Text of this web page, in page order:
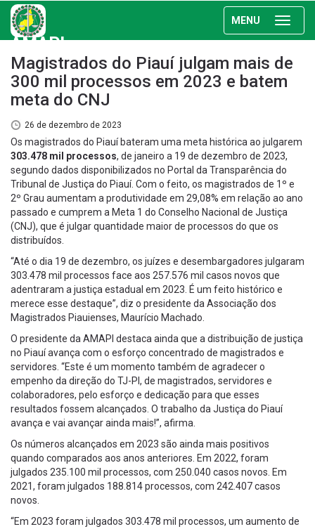
MENU
AMAPI
Magistrados do Piauí julgam mais de
300 mil processos em 2023 e batem
meta do CNJ
26 de dezembro de 2023
Os magistrados do Piauí bateram uma meta histórica ao julgarem
303.478 mil processos, de janeiro a 19 de dezembro de 2023,
segundo dados disponibilizados no Portal da Transparência do
Tribunal de Justiça do Piauí. Com o feito, os magistrados de 1º e
2º Grau aumentam a produtividade em 29,08% em relação ao ano
passado e cumprem a Meta 1 do Conselho Nacional de Justiça
(CNJ), que é julgar quantidade maior de processos do que os
distribuídos.
“Até o dia 19 de dezembro, os juízes e desembargadores julgaram
303.478 mil processos face aos 257.576 mil casos novos que
adentraram a justiça estadual em 2023. É um feito histórico e
merece esse destaque”, diz o presidente da Associação dos
Magistrados Piauienses, Maurício Machado.
O presidente da AMAPI destaca ainda que a distribuição de justiça
no Piauí avança com o esforço concentrado de magistrados e
servidores. “Este é um momento também de agradecer o
empenho da direção do TJ-PI, de magistrados, servidores e
colaboradores, pelo esforço e dedicação para que esses
resultados fossem alcançados. O trabalho da Justiça do Piauí
avança e vai avançar ainda mais!”, afirma.
Os números alcançados em 2023 são ainda mais positivos
quando comparados aos anos anteriores. Em 2022, foram
julgados 235.100 mil processos, com 250.040 casos novos. Em
2021, foram julgados 188.814 processos, com 242.407 casos
novos.
“Em 2023 foram julgados 303.478 mil processos, um aumento de